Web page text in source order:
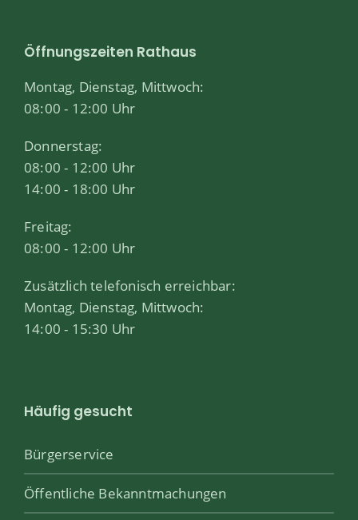
Öffnungszeiten Rathaus
Montag, Dienstag, Mittwoch:
08:00 - 12:00 Uhr
Donnerstag:
08:00 - 12:00 Uhr
14:00 - 18:00 Uhr
Freitag:
08:00 - 12:00 Uhr
Zusätzlich telefonisch erreichbar:
Montag, Dienstag, Mittwoch:
14:00 - 15:30 Uhr
Häufig gesucht
Bürgerservice
Öffentliche Bekanntmachungen